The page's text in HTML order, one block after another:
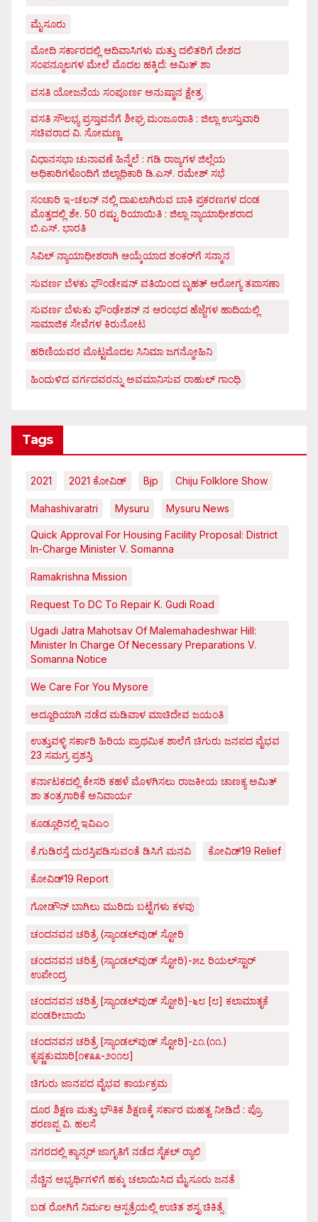
ಮೈಸೂರು
ಮೋದಿ ಸರ್ಕಾರದಲ್ಲಿ ಆದಿವಾಸಿಗಳು ಮತ್ತು ದಲಿತರಿಗೆ ದೇಶದ
ಸಂಪನ್ಮೂಲಗಳ ಮೇಲೆ ಮೊದಲ ಹಕ್ಕಿದೆ: ಅಮಿತ್ ಶಾ
ವಸತಿ ಯೋಜನೆಯ ಸಂಪೂರ್ಣ ಅನುಷ್ಠಾನ ಕ್ಷೇತ್ರ
ವಸತಿ ಸೌಲಭ್ಯ ಪ್ರಸ್ತಾವನೆಗೆ ಶೀಘ್ರ ಮಂಜೂರಾತಿ : ಜಿಲ್ಲಾ ಉಸ್ತುವಾರಿ
ಸಚಿವರಾದ ವಿ. ಸೋಮಣ್ಣ
ವಿಧಾನಸಭಾ ಚುನಾವಣೆ ಹಿನ್ನೆಲೆ : ಗಡಿ ರಾಜ್ಯಗಳ ಜಿಲ್ಲೆಯ
ಅಧಿಕಾರಿಗಳೊಂದಿಗೆ ಜಿಲ್ಲಾಧಿಕಾರಿ ಡಿ.ಎಸ್. ರಮೇಶ್ ಸಭೆ
ಸಂಚಾರಿ ಇ-ಚಲನ್ ನಲ್ಲಿ ದಾಖಲಾಗಿರುವ ಬಾಕಿ ಪ್ರಕರಣಗಳ ದಂಡ
ಮೊತ್ತದಲ್ಲಿ ಶೇ. 50 ರಷ್ಟು ರಿಯಾಯಿತಿ : ಜಿಲ್ಲಾ ನ್ಯಾಯಾಧೀಶರಾದ
ಬಿ.ಎಸ್. ಭಾರತಿ
ಸಿವಿಲ್ ನ್ಯಾಯಾಧೀಶರಾಗಿ ಆಯ್ಕೆಯಾದ ಶಂಕರ್‌ಗೆ ಸನ್ಮಾನ
ಸುವರ್ಣ ಬೆಳಕು ಫೌಂಡೇಷನ್ ವತಿಯಿಂದ ಬೃಹತ್ ಆರೋಗ್ಯ ತಪಾಸಣಾ
ಸುವರ್ಣ ಬೆಳುಕು ಫೌಂಢೇಶನ್ ನ ಆರಂಭದ ಹೆಜ್ಜೆಗಳ ಹಾದಿಯಲ್ಲಿ
ಸಾಮಾಜಿಕ ಸೇವೆಗಳ ಕಿರುನೋಟ
ಹರಿಣಿಯವರ ಮೊಟ್ಟಮೊದಲ ಸಿನಿಮಾ ಜಗನ್ಮೋಹಿನಿ
ಹಿಂದುಳಿದ ವರ್ಗದವರನ್ನು ಅವಮಾನಿಸುವ ರಾಹುಲ್ ಗಾಂಧಿ
Tags
2021 2021 ಕೋವಿಡ್‌ Bjp Chiju Folklore Show
Mahashivaratri Mysuru Mysuru News
Quick Approval For Housing Facility Proposal: District
In-Charge Minister V. Somanna
Ramakrishna Mission
Request To DC To Repair K. Gudi Road
Ugadi Jatra Mahotsav Of Malemahadeshwar Hill:
Minister In Charge Of Necessary Preparations V.
Somanna Notice
We Care For You Mysore
ಅದ್ದೂರಿಯಾಗಿ ನಡೆದ ಮಡಿವಾಳ ಮಾಚಿದೇವ ಜಯಂತಿ
ಉತ್ತುವಳ್ಳಿ ಸರ್ಕಾರಿ ಹಿರಿಯ ಪ್ರಾಥಮಿಕ ಶಾಲೆಗೆ ಚಿಗುರು ಜನಪದ ವೈಭವ
23 ಸಮಗ್ರ ಪ್ರಶಸ್ತಿ
ಕರ್ನಾಟಕದಲ್ಲಿ ಕೇಸರಿ ಕಹಳೆ ಮೊಳಗಿಸಲು ರಾಜಕೀಯ ಚಾಣಕ್ಯ ಅಮಿತ್
ಶಾ ತಂತ್ರಗಾರಿಕೆ ಅನಿವಾರ್ಯ
ಕೂಡ್ಲೂರಿನಲ್ಲಿ ಇವಿಎಂ
ಕೆ.ಗುಡಿರಸ್ತೆ ದುರಸ್ತಿಪಡಿಸುವಂತೆ ಡಿಸಿಗೆ ಮನವಿ ಕೋವಿಡ್‌19 Relief
ಕೋವಿಡ್‌19 Report
ಗೋಡೌನ್ ಬಾಗಿಲು ಮುರಿದು ಬಟ್ಟೆಗಳು ಕಳವು
ಚಂದನವನ ಚರಿತ್ರೆ (ಸ್ಯಾಂಡಲ್‌ವುಡ್ ಸ್ಟೋರಿ
ಚಂದನವನ ಚರಿತ್ರೆ (ಸ್ಯಾಂಡಲ್‌ವುಡ್ ಸ್ಟೋರಿ)-೫೭ ರಿಯಲ್‌ಸ್ಟಾರ್
ಉಪೇಂದ್ರ
ಚಂದನವನ ಚರಿತ್ರೆ [ಸ್ಯಾಂಡಲ್‌ವುಡ್ ಸ್ಟೋರಿ]-೬೮ [೮] ಕಲಾಮಾತೃಕೆ
ಪಂಡರೀಬಾಯಿ
ಚಂದನವನ ಚರಿತ್ರೆ [ಸ್ಯಾಂಡಲ್‌ವುಡ್ ಸ್ಟೋರಿ]-೭೧.(೧೧.)
ಕೃಷ್ಣಕುಮಾರಿ[೧೯೩೩-೨೦೧೮]
ಚಿಗುರು ಜಾನಪದ ವೈಭವ ಕಾರ್ಯಕ್ರಮ
ದೂರ ಶಿಕ್ಷಣ ಮತ್ತು ಭೌತಿಕ ಶಿಕ್ಷಣಕ್ಕೆ ಸರ್ಕಾರ ಮಹತ್ವ ನೀಡಿದೆ : ಪ್ರೊ.
ಶರಣಪ್ಪ ವಿ. ಹಲಸೆ
ನಗರದಲ್ಲಿ ಕ್ಯಾನ್ಸರ್ ಜಾಗೃತಿಗೆ ನಡೆದ ಸೈಕಲ್ ರ್‍ಯಾಲಿ
ನೆಚ್ಚಿನ ಅಭ್ಯರ್ಥಿಗಳಿಗೆ ಹಕ್ಕು ಚಲಾಯಿಸಿದ ಮೈಸೂರು ಜನತೆ
ಬಡ ರೋಗಿಗೆ ನಿರ್ಮಲ ಆಸ್ಪತ್ರೆಯಲ್ಲಿ ಉಚಿತ ಶಸ್ತೃ ಚಿಕಿತ್ಸೆ